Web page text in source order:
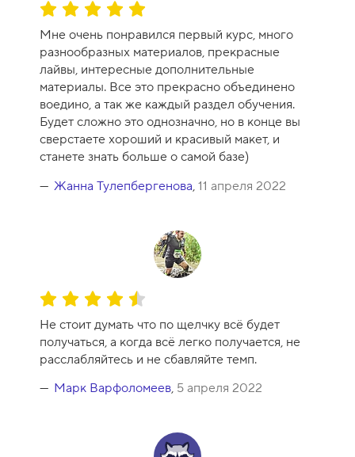
-
1
0
О
ц
е
н
к
а
к
у
р
с
а
Мне очень понравился первый курс, много
разнообразных материалов, прекрасные
лайвы, интересные дополнительные
материалы. Все это прекрасно объединено
воедино, а так же каждый раздел обучения.
Будет сложно это однозначно, но в конце вы
сверстаете хороший и красивый макет, и
станете знать больше о самой базе)
Жанна Тулепбергенова, 11 апреля 2022
О
е
н
к
а
Не стоит думать что по щелчку всё будет
получаться, а когда всё легко получается, не
расслабляйтесь и не сбавляйте темп.
Марк Варфоломеев, 5 апреля 2022